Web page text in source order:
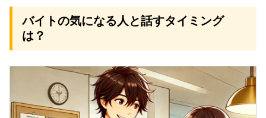
バイトの気になる人と話すタイミング
は？